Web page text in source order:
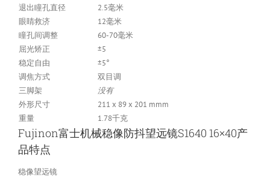
退出瞳孔直径
2.5毫米
眼睛救济
12毫米
瞳孔间调整
60-70毫米
屈光矫正
±5
稳定自由
±5°
调焦方式
双目调
三脚架
没有
外形尺寸
211 x 89 x 201 mmm
重量
1.78千克
Fujinon富士机械稳像防抖望远镜S1640 16×40产
品特点
稳像望远镜